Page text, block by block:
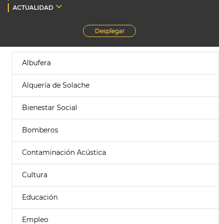
ACTUALIDAD
Desplegar
Albufera
Alquería de Solache
Bienestar Social
Bomberos
Contaminación Acústica
Cultura
Educación
Empleo